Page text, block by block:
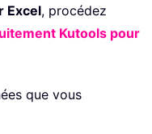
Excel, procédez
Kutools pour
que vous